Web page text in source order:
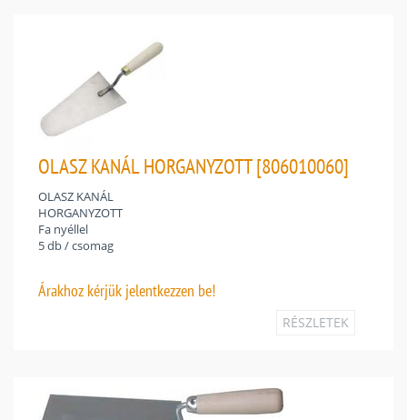
OLASZ KANÁL HORGANYZOTT [806010060]
OLASZ KANÁL
HORGANYZOTT
Fa nyéllel
5 db / csomag
Árakhoz kérjük jelentkezzen be!
RÉSZLETEK